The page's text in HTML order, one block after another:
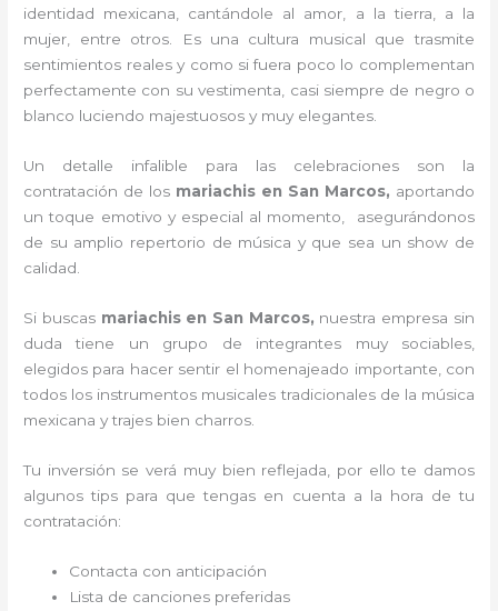
identidad mexicana, cantándole al amor, a la tierra, a la
mujer, entre otros. Es una cultura musical que trasmite
sentimientos reales y como si fuera poco lo complementan
perfectamente con su vestimenta, casi siempre de negro o
blanco luciendo majestuosos y muy elegantes.
Un detalle infalible para las celebraciones son la
contratación de los mariachis en San Marcos, aportando
un toque emotivo y especial al momento, asegurándonos
de su amplio repertorio de música y que sea un show de
calidad.
Si buscas mariachis en San Marcos, nuestra empresa sin
duda tiene un grupo de integrantes muy sociables,
elegidos para hacer sentir el homenajeado importante, con
todos los instrumentos musicales tradicionales de la música
mexicana y trajes bien charros.
Tu inversión se verá muy bien reflejada, por ello te damos
algunos tips para que tengas en cuenta a la hora de tu
contratación:
Contacta con anticipación
Lista de canciones preferidas